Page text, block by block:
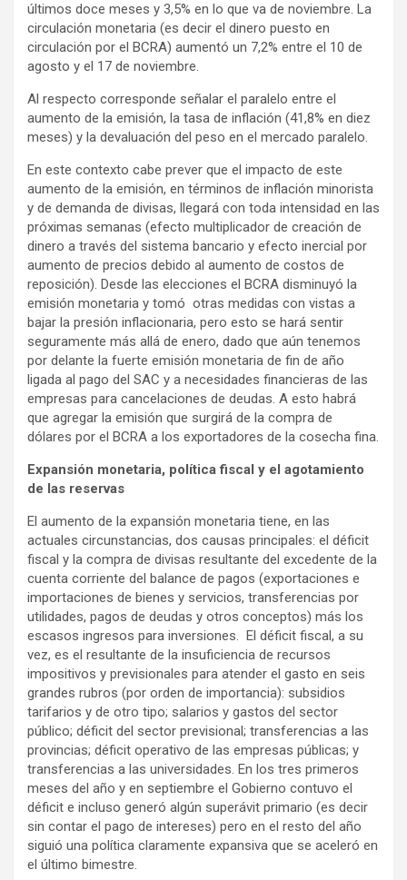
últimos doce meses y 3,5% en lo que va de noviembre. La
circulación monetaria (es decir el dinero puesto en
circulación por el BCRA) aumentó un 7,2% entre el 10 de
agosto y el 17 de noviembre.
Al respecto corresponde señalar el paralelo entre el
aumento de la emisión, la tasa de inflación (41,8% en diez
meses) y la devaluación del peso en el mercado paralelo.
En este contexto cabe prever que el impacto de este
aumento de la emisión, en términos de inflación minorista
y de demanda de divisas, llegará con toda intensidad en las
próximas semanas (efecto multiplicador de creación de
dinero a través del sistema bancario y efecto inercial por
aumento de precios debido al aumento de costos de
reposición). Desde las elecciones el BCRA disminuyó la
emisión monetaria y tomó otras medidas con vistas a
bajar la presión inflacionaria, pero esto se hará sentir
seguramente más allá de enero, dado que aún tenemos
por delante la fuerte emisión monetaria de fin de año
ligada al pago del SAC y a necesidades financieras de las
empresas para cancelaciones de deudas. A esto habrá
que agregar la emisión que surgirá de la compra de
dólares por el BCRA a los exportadores de la cosecha fina.
Expansión monetaria, política fiscal y el agotamiento
de las reservas
El aumento de la expansión monetaria tiene, en las
actuales circunstancias, dos causas principales: el déficit
fiscal y la compra de divisas resultante del excedente de la
cuenta corriente del balance de pagos (exportaciones e
importaciones de bienes y servicios, transferencias por
utilidades, pagos de deudas y otros conceptos) más los
escasos ingresos para inversiones. El déficit fiscal, a su
vez, es el resultante de la insuficiencia de recursos
impositivos y previsionales para atender el gasto en seis
grandes rubros (por orden de importancia): subsidios
tarifarios y de otro tipo; salarios y gastos del sector
público; déficit del sector previsional; transferencias a las
provincias; déficit operativo de las empresas públicas; y
transferencias a las universidades. En los tres primeros
meses del año y en septiembre el Gobierno contuvo el
déficit e incluso generó algún superávit primario (es decir
sin contar el pago de intereses) pero en el resto del año
siguió una política claramente expansiva que se aceleró en
el último bimestre.